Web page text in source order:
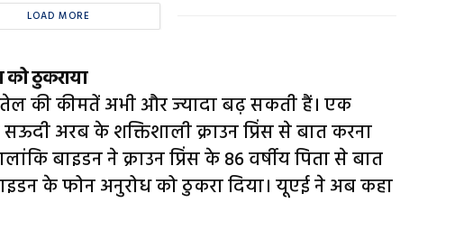
LOAD MORE
ठुकराया
तेल की कीमतें अभी और ज्‍यादा बढ़ सकती हैं। एक
अरब के शक्तिशाली क्राउन प्रिंस से बात करना
बाइडन ने क्राउन प्रिंस के 86 वर्षीय पिता से बात
के फोन अनुरोध को ठुकरा दिया। यूएई ने अब कहा